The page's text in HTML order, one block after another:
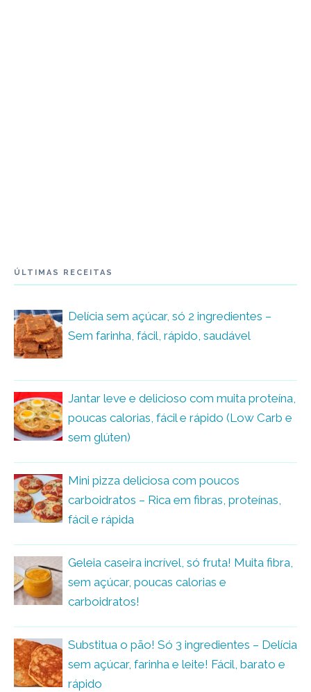
ÚLTIMAS RECEITAS
Delícia sem açúcar, só 2 ingredientes –
Sem farinha, fácil, rápido, saudável
Jantar leve e delicioso com muita proteína,
poucas calorias, fácil e rápido (Low Carb e
sem glúten)
Mini pizza deliciosa com poucos
carboidratos – Rica em fibras, proteínas,
fácil e rápida
Geleia caseira incrível, só fruta! Muita fibra,
sem açúcar, poucas calorias e
carboidratos!
Substitua o pão! Só 3 ingredientes – Delícia
sem açúcar, farinha e leite! Fácil, barato e
rápido